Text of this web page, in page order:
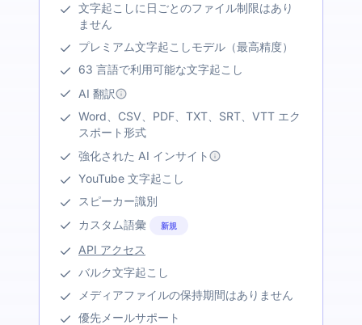
文字起こしに日ごとのファイル制限はあり
ません
プレミアム文字起こしモデル（最高精度）
63 言語で利用可能な文字起こし
AI 翻訳
Word、CSV、PDF、TXT、SRT、VTT エク
スポート形式
強化された AI インサイト
YouTube 文字起こし
スピーカー識別
カスタム語彙
新規
API アクセス
バルク文字起こし
メディアファイルの保持期間はありません
優先メールサポート